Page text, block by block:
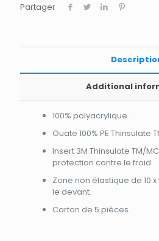
Partager
Additional
100% polyacrylique.
Ouate 100% PE Thinsulate
Insert 3M Thinsulate TM/
protection contre le froid.
Zone non élastique de 10
le devant.
Carton de 5 pièces.